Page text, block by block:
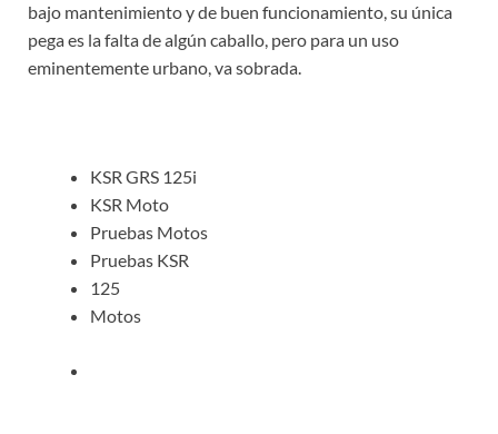
bajo mantenimiento y de buen funcionamiento, su única
pega es la falta de algún caballo, pero para un uso
eminentemente urbano, va sobrada.
KSR GRS 125i
KSR Moto
Pruebas Motos
Pruebas KSR
125
Motos